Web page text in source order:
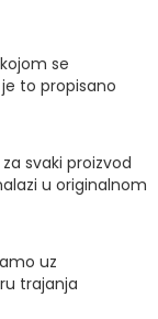
se
to propisano
svaki proizvod
u originalnom
uz
trajanja